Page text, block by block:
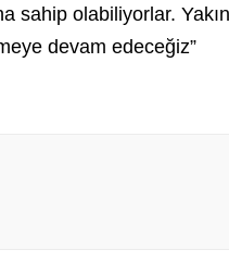
sahip olabiliyorlar.
devam edeceğiz”